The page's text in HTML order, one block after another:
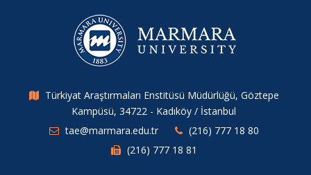
Türkiyat Araştırmaları Enstitüsü Müdürlüğü, Göztepe
Kampüsü, 34722 - Kadıköy / İstanbul
tae@marmara.edu.tr
(216) 777 18 80
(216) 777 18 81